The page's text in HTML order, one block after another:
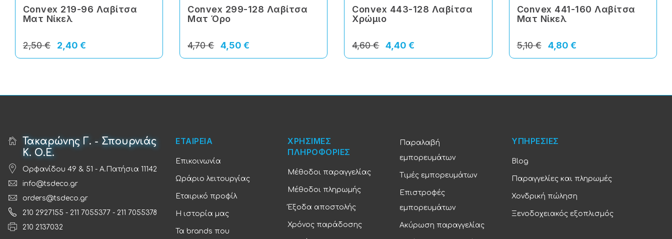
Convex 219-96 Λαβίτσα
Ματ Νίκελ
2,40 €
2,50 €
Convex 299-128 Λαβίτσα
Ματ Όρο
4,50 €
4,70 €
Convex 443-128 Λαβίτσα
Χρώμιο
4,40 €
4,60 €
Convex 441-160 Λαβίτσα
Ματ Νίκελ
4,80 €
5,10 €
Τακαρώνης Γ. - Σπουρνιάς
Κ. Ο.Ε.
Ορφανίδου 49 & 51 - Α.Πατήσια 11142
info@tsdeco.gr
orders@tsdeco.gr
210 2927155 - 211 7055377 - 211 7055378
210 2137032
ΕΤΑΙΡΕΙΑ
Επικοινωνία
Ωράριο λειτουργίας
Εταιρικό προφίλ
Η ιστορία μας
Τα brands που
ΧΡΗΣΙΜΕΣ
ΠΛΗΡΟΦΟΡΙΕΣ
Μέθοδοι παραγγελίας
Μέθοδοι πληρωμής
Έξοδα αποστολής
Χρόνος παράδοσης
Παραλαβή
εμπορευμάτων
Τιμές εμπορευμάτων
Επιστροφές
εμπορευμάτων
Ακύρωση παραγγελίας
ΥΠΗΡΕΣΙΕΣ
Blog
Παραγγελίες και πληρωμές
Χονδρική πώληση
Ξενοδοχειακός εξοπλισμός